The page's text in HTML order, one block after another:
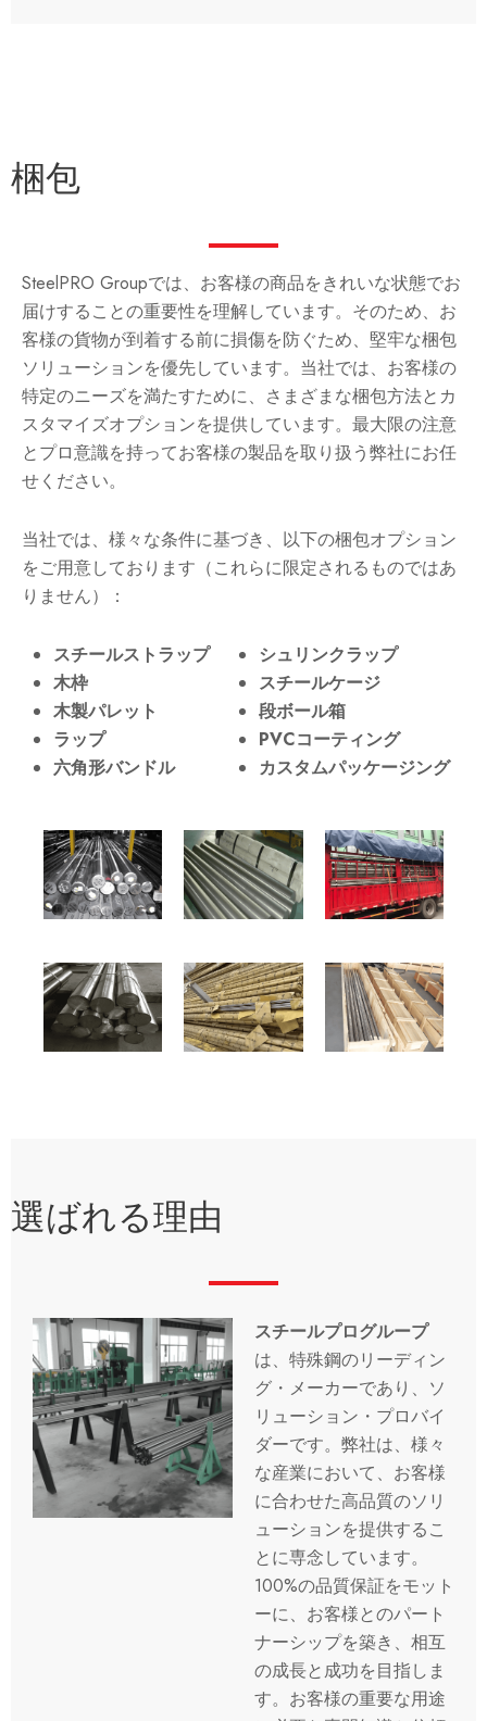
梱包
SteelPRO Groupでは、お客様の商品をきれいな状態でお
届けすることの重要性を理解しています。そのため、お
客様の貨物が到着する前に損傷を防ぐため、堅牢な梱包
ソリューションを優先しています。当社では、お客様の
特定のニーズを満たすために、さまざまな梱包方法とカ
スタマイズオプションを提供しています。最大限の注意
とプロ意識を持ってお客様の製品を取り扱う弊社にお任
せください。
当社では、様々な条件に基づき、以下の梱包オプション
をご用意しております（これらに限定されるものではあ
りません）：
スチールストラップ
木枠
木製パレット
ラップ
六角形バンドル
シュリンクラップ
スチールケージ
段ボール箱
PVCコーティング
カスタムパッケージング
選ばれる理由
スチールプログループ
は、特殊鋼のリーディン
グ・メーカーであり、ソ
リューション・プロバイ
ダーです。弊社は、様々
な産業において、お客様
に合わせた高品質のソリ
ューションを提供するこ
とに専念しています。
100%の品質保証をモット
ーに、お客様とのパート
ナーシップを築き、相互
の成長と成功を目指しま
す。お客様の重要な用途